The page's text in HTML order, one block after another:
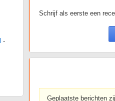
-
Schrijf als eerste een
Geplaatste berichten